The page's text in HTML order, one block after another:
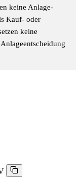
keine Anlage-
Kauf- oder
keine